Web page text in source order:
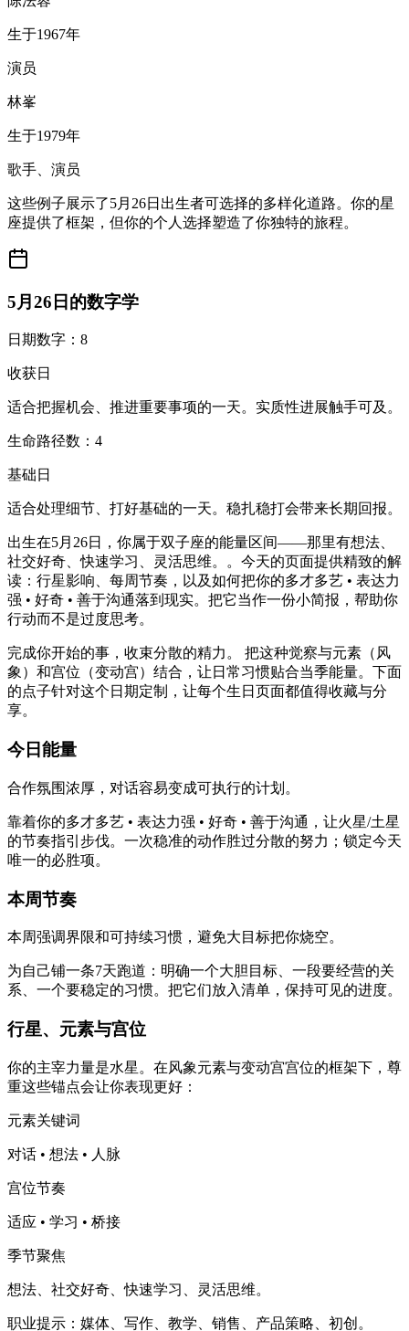
生于1967年
演员
林峯
生于1979年
歌手、演员
这些例子展示了5月26日出生者可选择的多样化道路。你的星
座提供了框架，但你的个人选择塑造了你独特的旅程。
5月26日的数字学
日期数字：8
收获日
适合把握机会、推进重要事项的一天。实质性进展触手可及。
生命路径数：4
基础日
适合处理细节、打好基础的一天。稳扎稳打会带来长期回报。
出生在5月26日，你属于双子座的能量区间——那里有想法、
社交好奇、快速学习、灵活思维。。今天的页面提供精致的解
读：行星影响、每周节奏，以及如何把你的多才多艺 • 表达力
强 • 好奇 • 善于沟通落到现实。把它当作一份小简报，帮助你
行动而不是过度思考。
完成你开始的事，收束分散的精力。 把这种觉察与元素（风
象）和宫位（变动宫）结合，让日常习惯贴合当季能量。下面
的点子针对这个日期定制，让每个生日页面都值得收藏与分
享。
今日能量
合作氛围浓厚，对话容易变成可执行的计划。
靠着你的多才多艺 • 表达力强 • 好奇 • 善于沟通，让火星/土星
的节奏指引步伐。一次稳准的动作胜过分散的努力；锁定今天
唯一的必胜项。
本周节奏
本周强调界限和可持续习惯，避免大目标把你烧空。
为自己铺一条7天跑道：明确一个大胆目标、一段要经营的关
系、一个要稳定的习惯。把它们放入清单，保持可见的进度。
行星、元素与宫位
你的主宰力量是水星。在风象元素与变动宫宫位的框架下，尊
重这些锚点会让你表现更好：
元素关键词
对话 • 想法 • 人脉
宫位节奏
适应 • 学习 • 桥接
季节聚焦
想法、社交好奇、快速学习、灵活思维。
职业提示：媒体、写作、教学、销售、产品策略、初创。